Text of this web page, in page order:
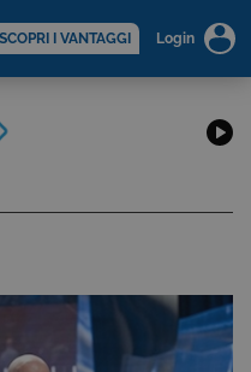
SCOPRI I VANTAGGI Login